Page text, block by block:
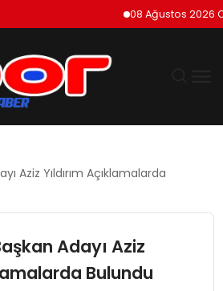
08 Ağustos 2026
Aziz Yıldırım Açıklamalarda
Adayı Aziz
Bulundu